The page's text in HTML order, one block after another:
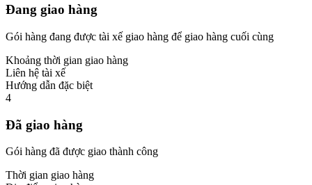
Đang giao hàng
Gói hàng đang được tài xế giao hàng để giao hàng cuối cùng
Khoảng thời gian giao hàng
Liên hệ tài xế
Hướng dẫn đặc biệt
4
Đã giao hàng
Gói hàng đã được giao thành công
Thời gian giao hàng